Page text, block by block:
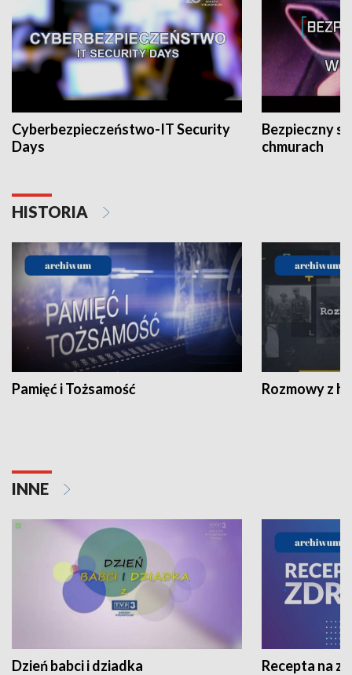
Cyberbezpieczeństwo-IT Security
Days
Bezpieczny
chmurach
HISTORIA
Pamięć i Tożsamość Rozmowy z
INNE
Dzień babci i dziadka Recepta na